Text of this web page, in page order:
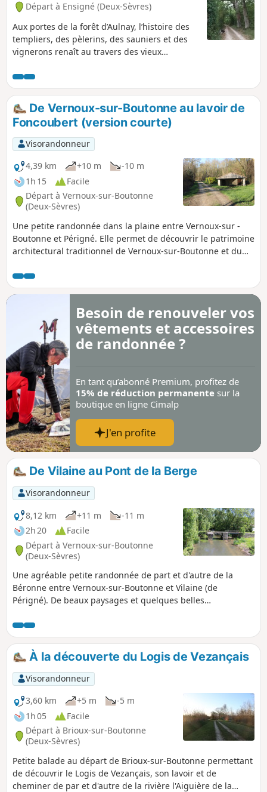
Départ à Ensigné (Deux-Sèvres)
Aux portes de la forêt d’Aulnay, l’histoire des
templiers, des pèlerins, des sauniers et des
vignerons renaît au travers des vieux
Commanderie. Cette randonnée permet de
découvrir les aires de détente de la Chaume
et de la Chauvière, l’Église d’Ensigné, le
Chemin de Contré et le Chemin Saunier, la
Commanderie des Templiers, les chênes de
Fief-Louis, le puits à cigogne du Lac et le trou
de l’Ormeau.
De Vernoux-sur-Boutonne au lavoir de
Foncoubert (version courte)
Visorandonneur
4,39 km
+10 m
-10 m
1h 15
Facile
Départ à Vernoux-sur-Boutonne
(Deux-Sèvres)
Une petite randonnée dans la plaine entre Vernoux-sur -
Boutonne et Périgné. Elle permet de découvrir le patrimoine
architectural traditionnel de Vernoux-sur-Boutonne et du
et les paysages de la plaine.
Besoin de renouveler vos
vêtements et accessoires
de randonnée ?
En tant qu’abonné Premium, profitez de
15% de réduction permanente sur la
boutique en ligne Cimalp
J'en profite
De Vilaine au Pont de la Berge
Visorandonneur
8,12 km
+11 m
-11 m
2h 20
Facile
Départ à Vernoux-sur-Boutonne
(Deux-Sèvres)
Une agréable petite randonnée de part et d'autre de la
Béronne entre Vernoux-sur-Boutonne et Vilaine (de
Périgné). De beaux paysages et quelques belles
selon d'autres sources), de beaux exemples de bâti
traditionnel et un patrimoine naturel plaisant.
À la découverte du Logis de Vezançais
Visorandonneur
3,60 km
+5 m
-5 m
1h 05
Facile
Départ à Brioux-sur-Boutonne
(Deux-Sèvres)
Petite balade au départ de Brioux-sur-Boutonne permettant
de découvrir le Logis de Vezançais, son lavoir et de
cheminer de par et d'autre de la rivière l'Aiguière de la